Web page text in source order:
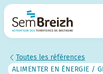
Toutes les références
ALIMENTER EN ÉNERGIE /